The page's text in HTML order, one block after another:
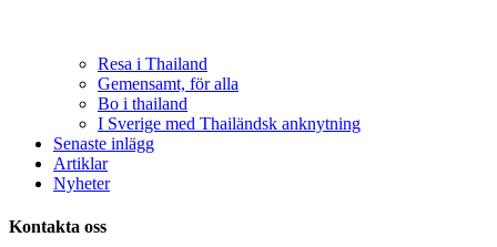
Resa i Thailand
Gemensamt, för alla
Bo i thailand
I Sverige med Thailändsk anknytning
Senaste inlägg
Artiklar
Nyheter
Kontakta oss